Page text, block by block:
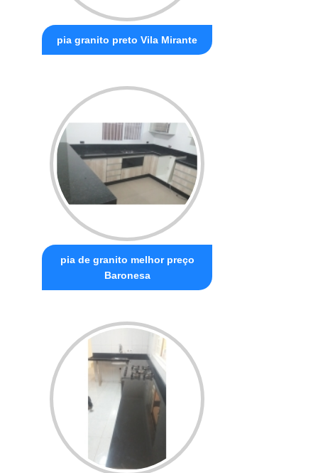
pia granito preto Vila Mirante
pia de granito melhor preço
Baronesa